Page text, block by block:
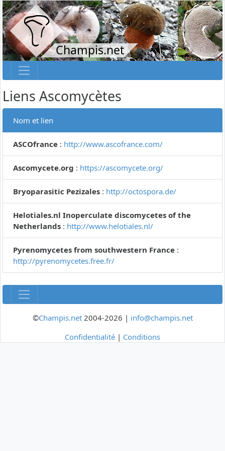
Champis.net
Liens Ascomycètes
Nom et lien
ASCOfrance : http://www.ascofrance.com/
Ascomycete.org : https://ascomycete.org/
Bryoparasitic Pezizales : http://octospora.de/
Helotiales.nl Inoperculate discomycetes of the
Netherlands : http://www.helotiales.nl/
Pyrenomycetes from southwestern France :
http://pyrenomycetes.free.fr/
©Champis.net2004-2026 | info@champis.net
Confidentialité | Conditions